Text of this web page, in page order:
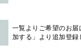
一覧よりご希望のお
加する」より追加登